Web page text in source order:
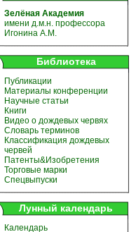
Зелёная Академия
имени д.м.н. профессора
Игонина А.М.
Библиотека
Публикации
Материалы конференции
Научные статьи
Книги
Видео о дождевых червях
Словарь терминов
Классификация дождевых
червей
Патенты&Изобретения
Торговые марки
Спецвыпуски
Лунный календарь
Календарь